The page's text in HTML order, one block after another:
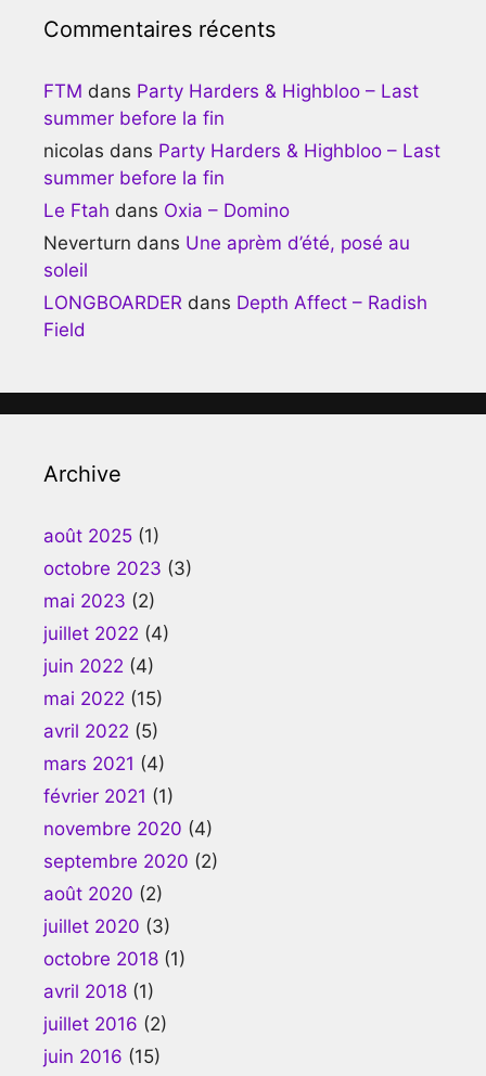
Commentaires récents
FTM dans Party Harders & Highbloo – Last
summer before la fin
nicolas dans Party Harders & Highbloo – Last
summer before la fin
Le Ftah dans Oxia – Domino
Neverturn dans Une aprèm d’été, posé au
soleil
LONGBOARDER dans Depth Affect – Radish
Field
Archive
août 2025 (1)
octobre 2023 (3)
mai 2023 (2)
juillet 2022 (4)
juin 2022 (4)
mai 2022 (15)
avril 2022 (5)
mars 2021 (4)
février 2021 (1)
novembre 2020 (4)
septembre 2020 (2)
août 2020 (2)
juillet 2020 (3)
octobre 2018 (1)
avril 2018 (1)
juillet 2016 (2)
juin 2016 (15)